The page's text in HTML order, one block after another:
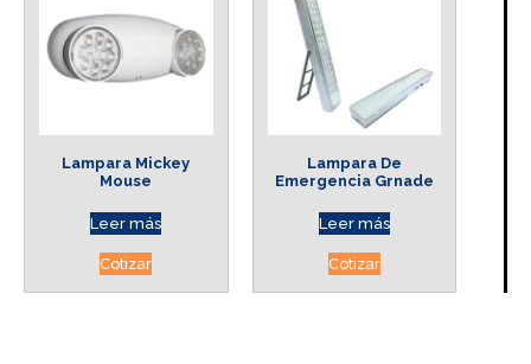
Lampara Mickey
Mouse
Leer más
Cotizar
Lampara De
Emergencia Grnade
Leer más
Cotizar